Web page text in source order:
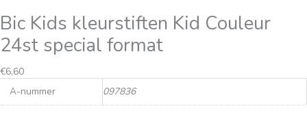
Bic Kids kleurstiften Kid Couleur
24st special format
Oorspronkelijke
prijs
was:
€9,20.
€6,60Huidige
prijs
is:
€6,60.
A-nummer 097836